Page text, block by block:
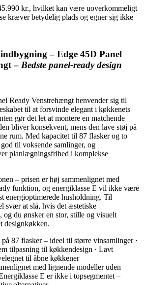
kr., hvilket kan være uoverkommeligt
kræver betydelig plads og egner sig ikke
– Edge 45D Panel
– Bedste panel-ready design
Ready Venstrehængt henvender sig til
til at forsvinde elegant i køkkenets
gør det let at montere en matchende
bliver konsekvent, mens den lave støj på
rum. Med kapacitet til 87 flasker og to
til voksende samlinger, og
planlægningsfrihed i komplekse
– prisen er høj sammenlignet med
funktion, og energiklasse E vil ikke være
energioptimerede husholdning. Til
svær at slå, hvis det æstetiske
og du ønsker en stor, stille og visuelt
designkøkken.
på 87 flasker – ideel til større vinsamlinger ·
tilpasning til køkkendesign · Lavt
til åbne køkkener
med lignende modeller uden
E er ikke i topsegmentet –